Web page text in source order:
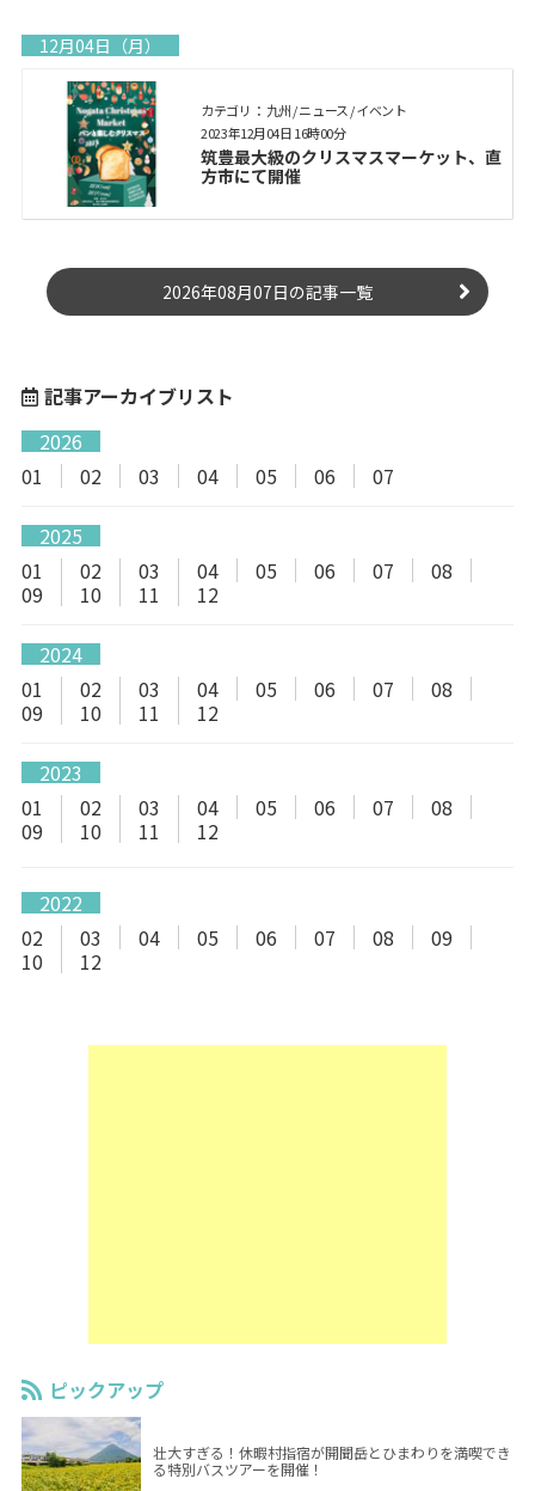
12月04日（月）
カテゴリ： 九州 / ニュース / イベント
筑豊最大級のクリスマスマーケット、直
方市にて開催
2023年12月04日 16時00分
2026年08月07日の記事一覧
記事アーカイブリスト
2026
01
02 03 04 05 06 07
2025
01
02 03 04 05 06 07
08
09
10 11 12
2024
01
02 03 04 05 06 07
08
09
10 11 12
2023
01
02 03 04 05 06 07
08
09
10 11 12
2022
02
03 04 05 06 07 08
09
10
12
ピックアップ
壮大すぎる！休暇村指宿が開聞岳とひまわりを満喫でき
る特別バスツアーを開催！